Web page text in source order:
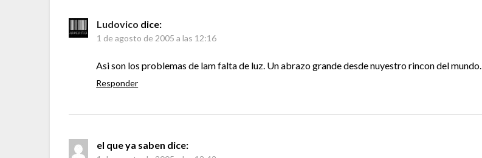
Ludovico dice:
1 de agosto de 2005 a las 12:16
Asi son los problemas de lam falta de luz. Un abrazo grande desde nuyestro rincon del mundo.
Responder
el que ya saben dice: